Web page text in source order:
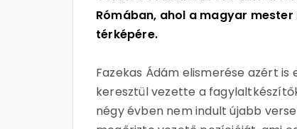
Rómában, ahol a magyar
térképére.
Fazekas Ádám elismerése azért is
keresztül vezette a
négy évben nem indult újabb